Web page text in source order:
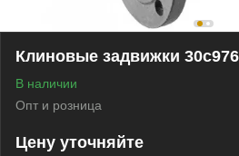
Клиновые задвижки
В наличии
Опт и розница
Цену уточняйте